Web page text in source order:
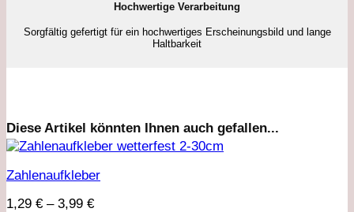
Hochwertige Verarbeitung
Sorgfältig gefertigt für ein hochwertiges Erscheinungsbild und lange
Haltbarkeit
Diese Artikel könnten Ihnen auch gefallen...
Zahlenaufkleber
1,29 € – 3,99 €